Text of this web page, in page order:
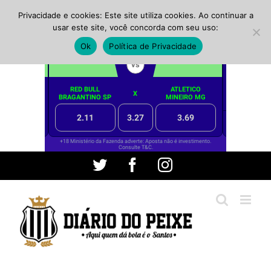
conteúdo
Twitter FacebookInstagram
Privacidade e cookies: Este site utiliza cookies. Ao continuar a
usar este site, você concorda com seu uso:
Ok
Política de Privacidade